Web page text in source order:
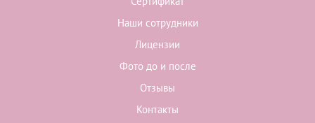
Наши сотрудники
Лицензии
Фото до и после
Отзывы
Контакты